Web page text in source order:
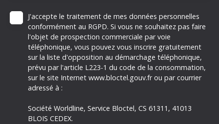
J'accepte le traitement de mes données personnelles
conformément au RGPD. Si vous ne souhaitez pas faire
l'objet de prospection commerciale par voie
téléphonique, vous pouvez vous inscrire gratuitement
sur la liste d'opposition au démarchage téléphonique,
prévu par l'article L223-1 du code de la consommation,
sur le site Internet www.bloctel.gouv.fr ou par courrier
adressé à :
Société Worldline, Service Bloctel, CS 61311, 41013
BLOIS CEDEX.